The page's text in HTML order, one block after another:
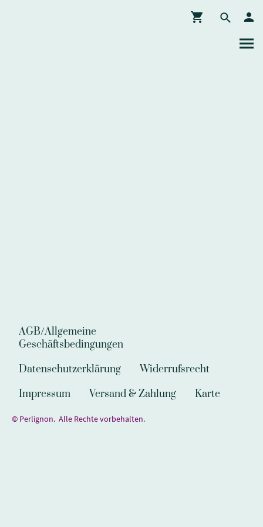
AGB/Allgemeine
Geschäftsbedingungen
Datenschutzerklärung
Widerrufsrecht
Impressum
Versand & Zahlung Karte
© Perlignon. Alle Rechte vorbehalten.